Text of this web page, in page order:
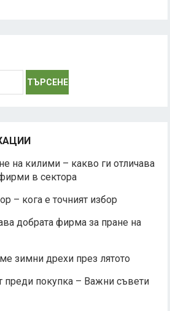
на килими – какво ги отличава
в сектора
– кога е точният избор
добрата фирма за пране на
зимни дрехи през лятото
преди покупка – Важни съвети